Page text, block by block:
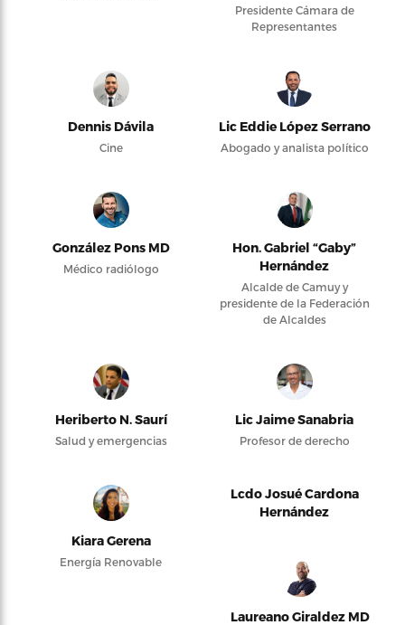
Presidente Cámara de
Representantes
Dennis Dávila
Cine
Lic Eddie López Serrano
Abogado y analista político
González Pons MD
Médico radiólogo
Hon. Gabriel “Gaby”
Hernández
Alcalde de Camuy y
presidente de la Federación
de Alcaldes
Heriberto N. Saurí
Salud y emergencias
Lic Jaime Sanabria
Profesor de derecho
Kiara Gerena
Energía Renovable
Lcdo Josué Cardona
Hernández
Laureano Giraldez MD